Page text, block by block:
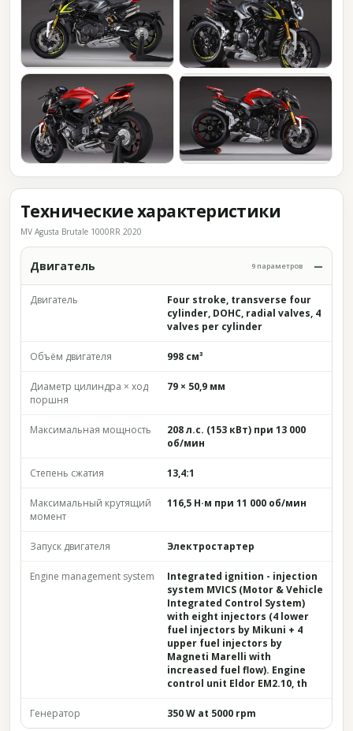
Технические характеристики
MV Agusta Brutale 1000RR 2020
Двигатель 9 параметров
Двигатель
Four stroke, transverse four
cylinder, DOHC, radial valves, 4
valves per cylinder
Объём двигателя 998 см³
Диаметр цилиндра × ход
поршня
79 × 50,9 мм
Максимальная мощность
208 л.с. (153 кВт) при 13 000
об/мин
Степень сжатия 13,4:1
Максимальный крутящий
момент
116,5 Н·м при 11 000 об/мин
Запуск двигателя Электростартер
Engine management system
Integrated ignition - injection
system MVICS (Motor & Vehicle
Integrated Control System)
with eight injectors (4 lower
fuel injectors by Mikuni + 4
upper fuel injectors by
Magneti Marelli with
increased fuel flow). Engine
control unit Eldor EM2.10, th
Генератор 350 W at 5000 rpm